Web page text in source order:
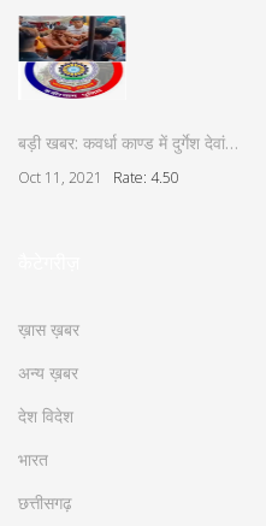
बड़ी खबर: कवर्धा काण्ड में दुर्गेश देवां…
Oct 11, 2021 Rate: 4.50
ख़ास ख़बर
अन्य ख़बर
देश विदेश
भारत
छत्तीसगढ़